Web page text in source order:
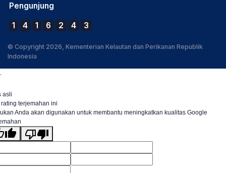
Pengunjung
1 4 1 6 2 4 3
© Copyright 2026, Kementerian Kelautan dan Perikanan Republik
Indonesia
.
asli
terjemahan ini
Anda akan digunakan untuk membantu meningkatkan kualitas Google